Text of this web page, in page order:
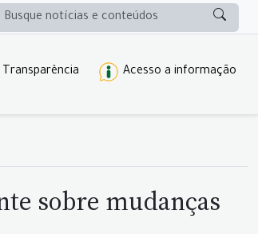
Acesso a informação
sobre mudanças